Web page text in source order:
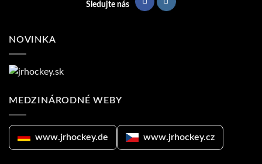
Sledujte nás
NOVINKA
MEDZINÁRODNÉ WEBY
www.jrhockey.de www.jrhockey.cz